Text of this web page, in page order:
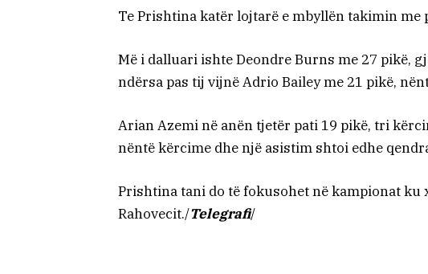
Te Prishtina katër lojtarë e mbyllën takimin me
Më i dalluari ishte Deondre Burns me 27 pikë,
ndërsa pas tij vijnë Adrio Bailey me 21 pikë,
Arian Azemi në anën tjetër pati 19 pikë, tri
nëntë kërcime dhe një asistim shtoi edhe
Prishtina tani do të fokusohet në kampionat
Rahovecit./Telegrafi/